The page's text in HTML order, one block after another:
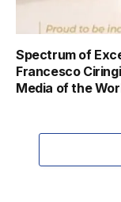
Spectrum of
Francesco
Media of the